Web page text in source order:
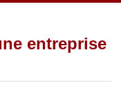
entreprise